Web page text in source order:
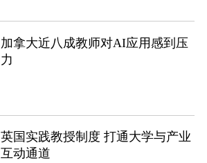
加拿大近八成教师对AI应用感到压
力
英国实践教授制度 打通大学与产业
互动通道